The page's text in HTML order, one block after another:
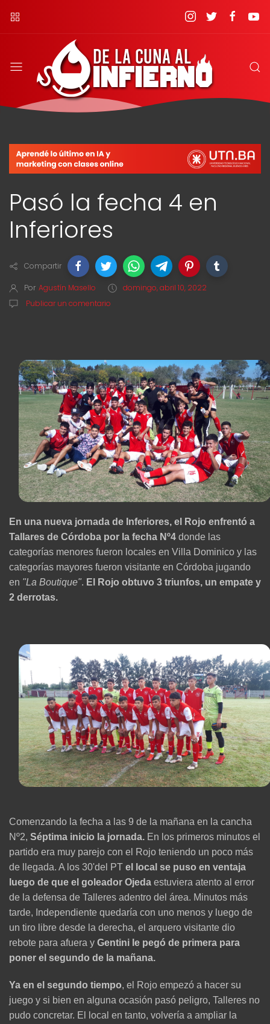
Pasó la fecha 4 en
Inferiores
Compartir
Por Agustín Masello
domingo, abril 10, 2022
Publicar un comentario
En una nueva jornada de Inferiores, el Rojo enfrentó a
Tallares de Córdoba por la fecha Nº4 donde las
categorías menores fueron locales en Villa Dominico y las
categorías mayores fueron visitante en Córdoba jugando
en "La Boutique". El Rojo obtuvo 3 triunfos, un empate y
2 derrotas.
Comenzando la fecha a las 9 de la mañana en la cancha
Nº2, Séptima inicio la jornada. En los primeros minutos el
partido era muy parejo con el Rojo teniendo un poco más
de llegada. A los 30'del PT el local se puso en ventaja
luego de que el goleador Ojeda estuviera atento al error
de la defensa de Talleres adentro del área. Minutos más
tarde, Independiente quedaría con uno menos y luego de
un tiro libre desde la derecha, el arquero visitante dio
rebote para afuera y Gentini le pegó de primera para
poner el segundo de la mañana.
Ya en el segundo tiempo, el Rojo empezó a hacer su
juego y si bien en alguna ocasión pasó peligro, Talleres no
pudo concretar. El local en tanto, volvería a ampliar la